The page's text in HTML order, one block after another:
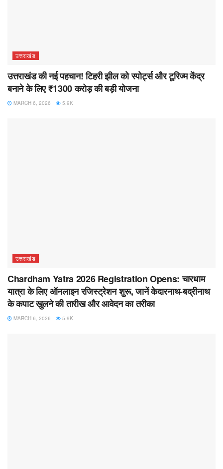
उत्तराखंड
उत्तराखंड की नई पहचान! टिहरी झील को स्पोर्ट्स और टूरिज्म केंद्र
बनाने के लिए ₹1300 करोड़ की बड़ी योजना
MARCH 6, 2026 5.9K
उत्तराखंड
Chardham Yatra 2026 Registration Opens: चारधाम
यात्रा के लिए ऑनलाइन रजिस्ट्रेशन शुरू, जानें केदारनाथ-बद्रीनाथ
के कपाट खुलने की तारीख और आवेदन का तरीका
MARCH 6, 2026 5.9K